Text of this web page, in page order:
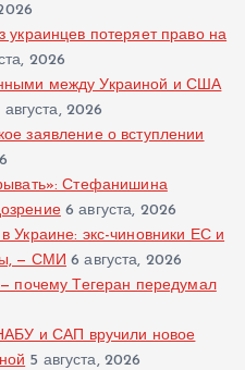
украинцев потеряет право на
2026
между Украиной и США
августа, 2026
заявление о вступлении
Стефанишина
6 августа, 2026
Украине: экс-чиновники ЕС и
— СМИ 6 августа, 2026
почему Тегеран передумал
и САП вручили новое
5 августа, 2026